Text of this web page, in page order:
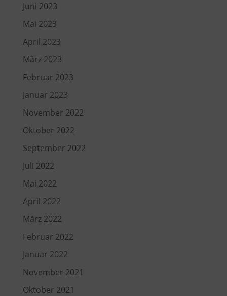
Juni 2023
Mai 2023
April 2023
März 2023
Februar 2023
Januar 2023
November 2022
Oktober 2022
September 2022
Juli 2022
Mai 2022
April 2022
März 2022
Februar 2022
Januar 2022
November 2021
Oktober 2021